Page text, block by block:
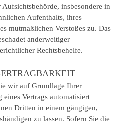
insbesondere in
Aufenthalts, ihres
mutmaßlichen Verstoßes zu. Das
anderweitiger
Rechtsbehelfe.
wir auf Grundlage Ihrer
Vertrags automatisiert
Dritten in einem gängigen,
zu lassen. Sofern Sie die